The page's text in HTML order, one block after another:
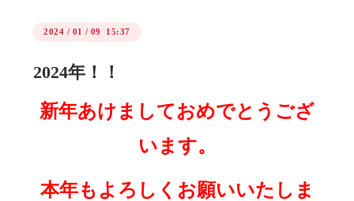
2024 / 01 / 09 15:37
2024年！！
新年あけましておめでとうござ
います。
本年もよろしくお願いいたしま